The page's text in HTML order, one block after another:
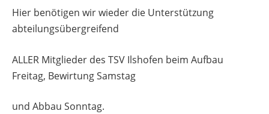
Hier benötigen wir wieder die Unterstützung
abteilungsübergreifend
ALLER Mitglieder des TSV Ilshofen beim Aufbau
Freitag, Bewirtung Samstag
und Abbau Sonntag.